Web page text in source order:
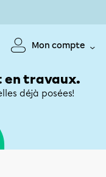
Mon compte
en travaux.
déjà posées!